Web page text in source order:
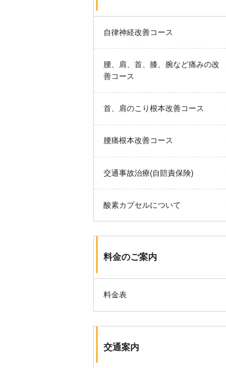
自律神経改善コース
腰、肩、首、膝、腕など痛みの改
善コース
首、肩のこり根本改善コース
腰痛根本改善コース
交通事故治療(自賠責保険)
酸素カプセルについて
料金のご案内
料金表
交通案内